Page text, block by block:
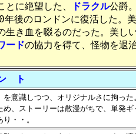
に絶望した、 ドラクル公爵
後のロンドンに復活した。
生き血を啜るのだった。美し
ードの協力を得て、怪物を退
ト
を意識しつつ、オリジナルさに拘った
め、ストーリーは散漫がちで、単発ギ
・・。